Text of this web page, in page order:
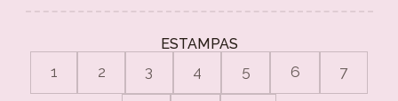
ESTAMPAS
1 2 3 4 5 6 7